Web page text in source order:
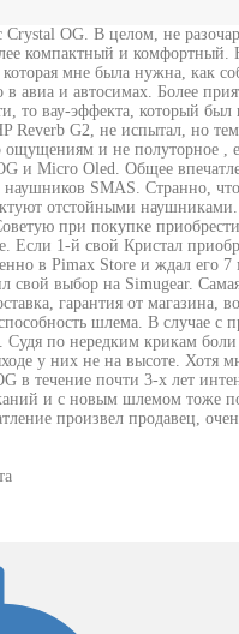
OG. В целом, не
компактный и комфортный.
мне была нужна, как
авиа и автосимах. Более
то вау-эффекта, который был
Reverb G2, не испытал, но тем
ощущениям и не полуторное ,
и Micro Oled. Общее
наушников SMAS. Странно,
отстойными
при покупке
Если 1-й свой Кристал
в Pimax Store и ждал его 7
свой выбор на Simugear.
гарантия от магазина,
шлема. В случае с
по нередким крикам боли
у них не на высоте. Хотя
в течение почти 3-х лет
и с новым шлемом тоже
произвел продавец,